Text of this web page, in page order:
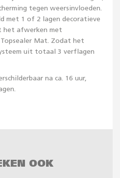
tegen weersinvloeden.
met 1 of 2 lagen decoratieve
het afwerken met
Mat. Zodat het
uit totaal 3 verflagen
na ca. 16 uur,
OOK